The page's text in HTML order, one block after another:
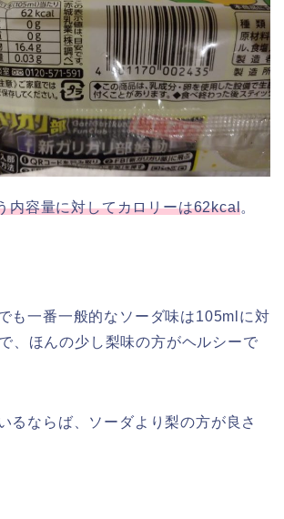
内容量に対してカロリーは62kcal。
も一番一般的なソーダ味は105mlに対
、ほんの少し梨味の方がヘルシーで
るならば、ソーダより梨の方が良さ